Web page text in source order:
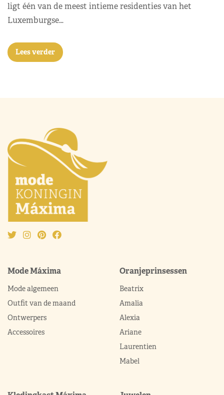
ligt één van de meest intieme residenties van het
Luxemburgse…
Lees verder
Mode Máxima
Mode algemeen
Outfit van de maand
Ontwerpers
Accessoires
Oranjeprinsessen
Beatrix
Amalia
Alexia
Ariane
Laurentien
Mabel